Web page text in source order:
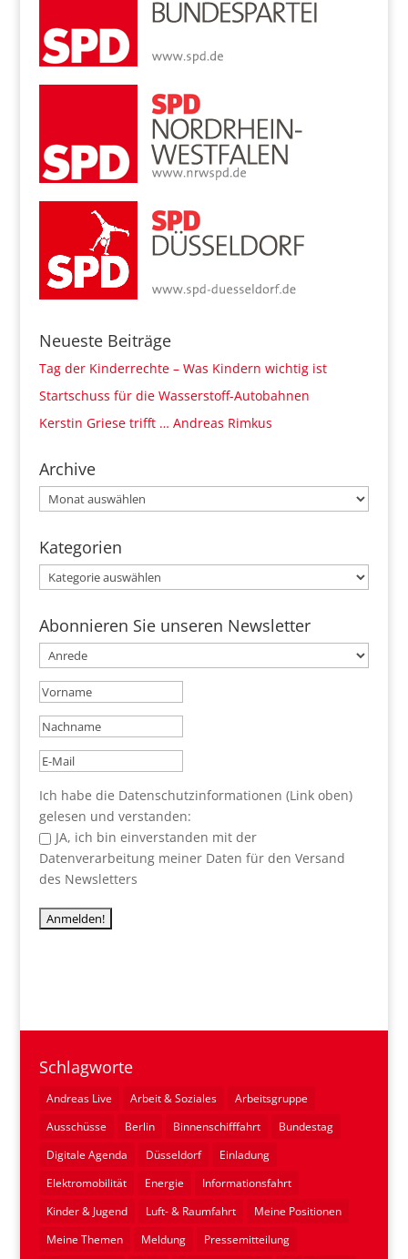
Neueste Beiträge
Tag der Kinderrechte – Was Kindern wichtig ist
Startschuss für die Wasserstoff-Autobahnen
Kerstin Griese trifft … Andreas Rimkus
Archive
Archive
Kategorien
Kategorien
Abonnieren Sie unseren Newsletter
Ich habe die Datenschutzinformationen (Link oben)
gelesen und verstanden:
JA, ich bin einverstanden mit der
Datenverarbeitung meiner Daten für den Versand
des Newsletters
Schlagworte
Andreas Live Arbeit & Soziales
Arbeitsgruppe
Ausschüsse
Berlin Binnenschifffahrt
Bundestag
Digitale Agenda
Düsseldorf
Einladung
Elektromobilität
Energie
Informationsfahrt
Kinder & Jugend
Luft- & Raumfahrt
Meine Positionen
Meine Themen
Meldung
Pressemitteilung